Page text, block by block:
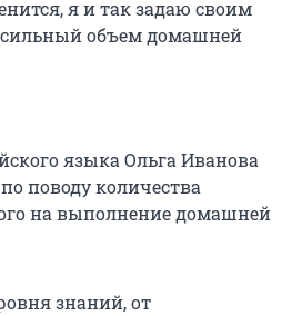
я и так задаю своим
объем домашней
языка Ольга Иванова
поводу количества
на выполнение домашней
знаний, от